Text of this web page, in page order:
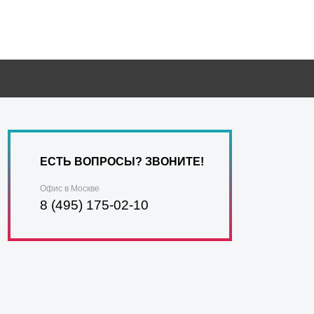
ЕСТЬ ВОПРОСЫ? ЗВОНИТЕ!
Офис в Москве
8 (495) 175-02-10